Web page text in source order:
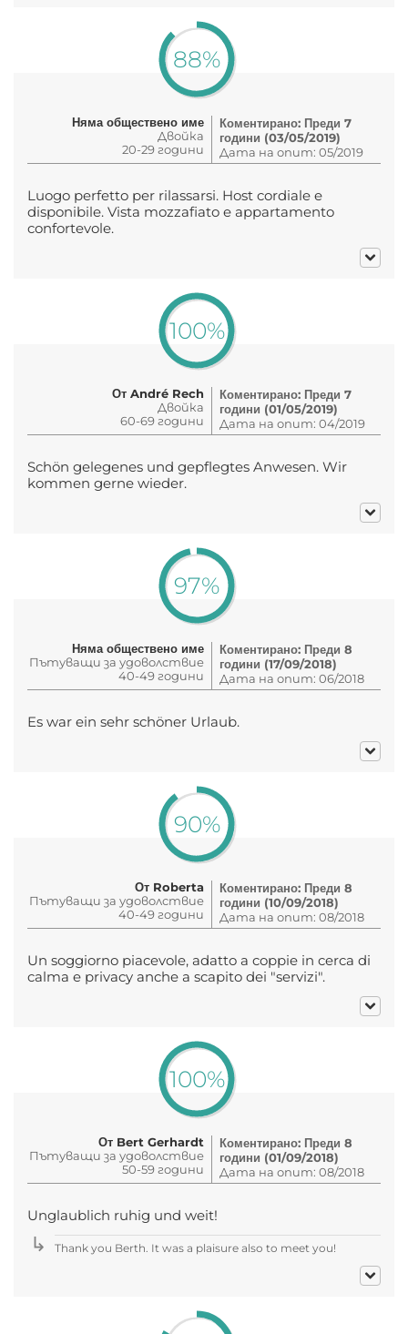
88%
Няма обществено име
Двойка
20-29 години
Коментирано: Преди 7
години (03/05/2019)
Дата на опит: 05/2019
Luogo perfetto per rilassarsi. Host cordiale e
disponibile. Vista mozzafiato e appartamento
confortevole.
100%
От André Rech
Двойка
60-69 години
Коментирано: Преди 7
години (01/05/2019)
Дата на опит: 04/2019
Schön gelegenes und gepflegtes Anwesen. Wir
kommen gerne wieder.
97%
Няма обществено име
Пътуващи за удоволствие
40-49 години
Коментирано: Преди 8
години (17/09/2018)
Дата на опит: 06/2018
Es war ein sehr schöner Urlaub.
90%
От Roberta
Пътуващи за удоволствие
40-49 години
Коментирано: Преди 8
години (10/09/2018)
Дата на опит: 08/2018
Un soggiorno piacevole, adatto a coppie in cerca di
calma e privacy anche a scapito dei "servizi".
100%
От Bert Gerhardt
Пътуващи за удоволствие
50-59 години
Коментирано: Преди 8
години (01/09/2018)
Дата на опит: 08/2018
Unglaublich ruhig und weit!
Thank you Berth. It was a plaisure also to meet you!